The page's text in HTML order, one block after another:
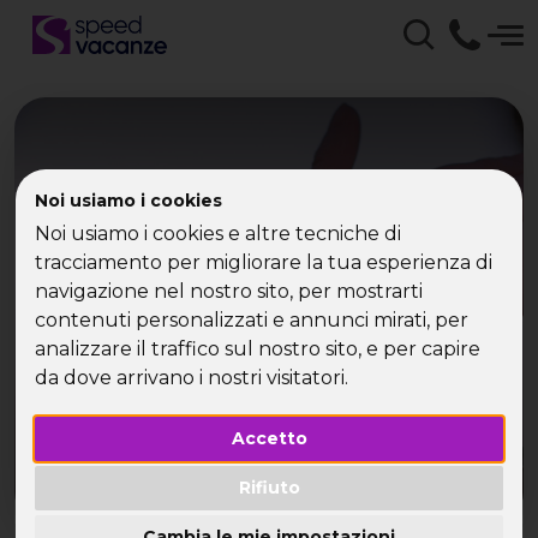
Noi usiamo i cookies
Noi usiamo i cookies e altre tecniche di
tracciamento per migliorare la tua esperienza di
navigazione nel nostro sito, per mostrarti
contenuti personalizzati e annunci mirati, per
analizzare il traffico sul nostro sito, e per capire
da dove arrivano i nostri visitatori.
Accetto
Rifiuto
Speed Vacanze- Site
Map 000 viaggi per
single